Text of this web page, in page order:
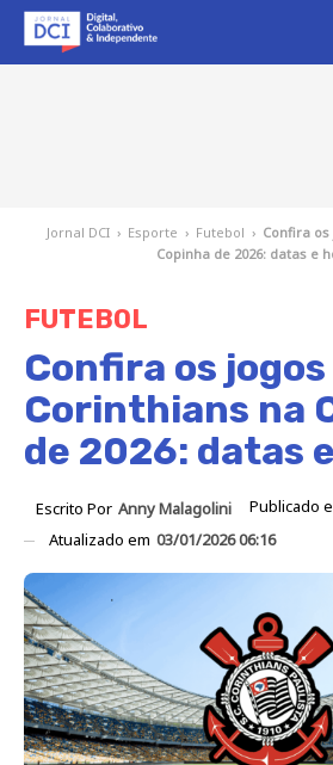
Jornal DCI › Esporte › Futebol › Confira
Copinha de 2026: datas e
FUTEBOL
Confira os jogos
Corinthians na
de 2026: datas
Escrito Por Anny Malagolini Publicado
Atualizado em 03/01/2026 06:16